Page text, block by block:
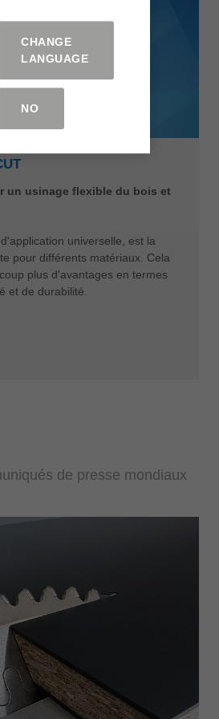
un usinage flexible du bois et
universelle, est la
pour différents matériaux. Cela
plus d'avantages en termes
et de durabilité.
de presse mondiaux
CHANGE
LANGUAGE
NO